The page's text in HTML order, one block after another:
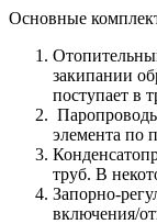
Основные
закипании
поступает в
элемента по
труб. В
Запорно-
включения/